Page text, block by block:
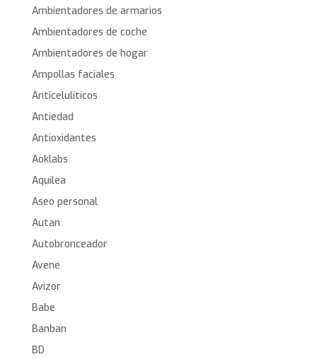
Ambientadores de armarios
Ambientadores de coche
Ambientadores de hogar
Ampollas faciales
Anticelulíticos
Antiedad
Antioxidantes
Aoklabs
Aquilea
Aseo personal
Autan
Autobronceador
Avene
Avizor
Babe
Banban
BD